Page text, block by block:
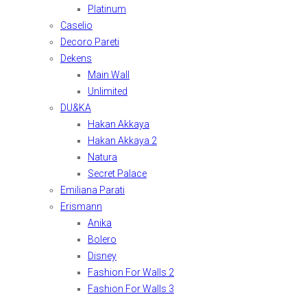
Platinum
Caselio
Decoro Pareti
Dekens
Main Wall
Unlimited
DU&KA
Hakan Akkaya
Hakan Akkaya 2
Natura
Secret Palace
Emiliana Parati
Erismann
Anika
Bolero
Disney
Fashion For Walls 2
Fashion For Walls 3